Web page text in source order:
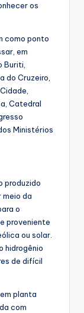
os
como ponto
em
Buriti,
do Cruzeiro,
Catedral
Ministérios
produzido
meio da
o
proveniente
ou solar.
hidrogênio
de difícil
planta
com